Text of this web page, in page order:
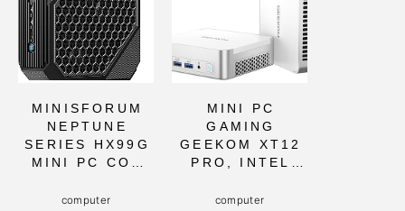
PANTALLA
DUAL HDMI Y
RENDIMIENTO
EFICIENTE
SERIOS Y PC
DE
ESCRITORIO
DE ALTA
RESOLUCIÓN
MINISFORUM
NEPTUNE
SERIES HX99G
MINI PC CON
AMD RYZEN 9
computer
MINI PC
GAMING
GEEKOM XT12
PRO, INTEL
12900HK, 32GB
computer